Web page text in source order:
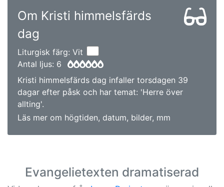
Om Kristi himmelsfärds
dag
Liturgisk färg: Vit
Antal ljus: 6
Kristi himmelsfärds dag infaller torsdagen 39
dagar efter påsk och har temat: 'Herre över
allting'.
Läs mer om högtiden, datum, bilder, mm
Evangelietexten dramatiserad